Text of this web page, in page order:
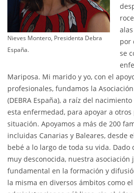
Nieves Montero, Presidenta Debra
España.
por
se
Mariposa. Mi marido y yo, con el
profesionales, fundamos la
(DEBRA España), a raíz del
esta enfermedad, para apoyar a
situación. Apoyamos a más de 200
incluidas Canarias y Baleares, desde
bebé a lo largo de toda su vida. Dado
muy desconocida, nuestra asociación
fundamental en la formación y
la misma en diversos ámbitos como